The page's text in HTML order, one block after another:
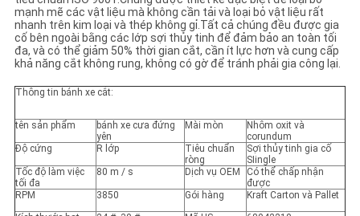
mạnh mẽ các vật liệu mà không cần tải và loại bỏ vật liệu rất
nhanh trên kim loại và thép không gỉ.Tất cả chúng đều được gia
cố bên ngoài bằng các lớp sợi thủy tinh để đảm bảo an toàn tối
đa, và có thể giảm 50% thời gian cắt, cần ít lực hơn và cung cấp
khả năng cắt không rung, không có gờ để tránh phải gia công lại.
Thông tin bánh xe cắt:
tên sản phẩm
bánh xe cưa đứng
yên
Mài mòn
Nhôm oxit và
corundum
Độ cứng
R lớp
Tiêu chuẩn
ròng
Sợi thủy tinh gia cố
SIingle
Tốc độ làm việc
tối đa
80 m / s Dịch vụ OEM
Có thể chấp nhận
được
RPM
3850 Gói hàng
Kraft Carton và Pallet